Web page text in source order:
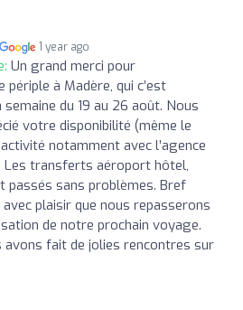
1 year ago
Un grand merci pour
à Madère, qui c’est
du 19 au 26 août. Nous
votre disponibilité (même le
notamment avec l’agence
Les transferts aéroport hôtel,
sans problèmes. Bref
plaisir que nous repasserons
de notre prochain voyage.
avons fait de jolies rencontres sur